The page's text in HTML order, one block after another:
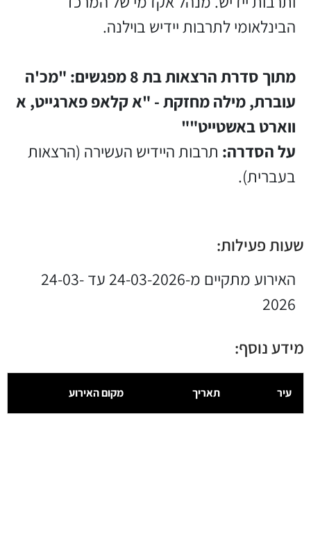
הבינלאומי לתרבות יידיש בוילנה.
מתוך סדרת הרצאות בת 8 מפגשים: "מכ'ה
עוברת, מילה מחזקת - "א קלאפ פארגייט, א
ווארט באשטייט""
על הסדרה: תרבות היידיש העשירה (הרצאות
בעברית).
שעות פעילות:
האירוע מתקיים מ-24-03-2026 עד 24-03-
2026
מידע נוסף:
עיר תאריך מקום האירוע